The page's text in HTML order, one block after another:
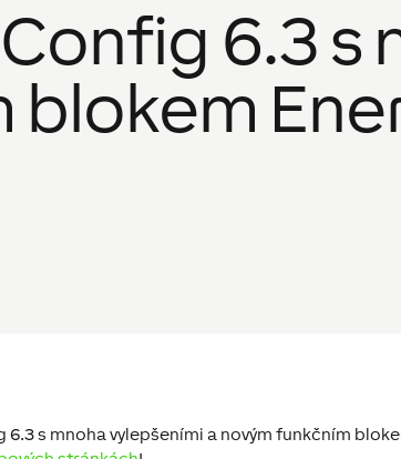
Config 6.3 s
blokem
6.3 s mnoha vylepšeními a novým funkčním